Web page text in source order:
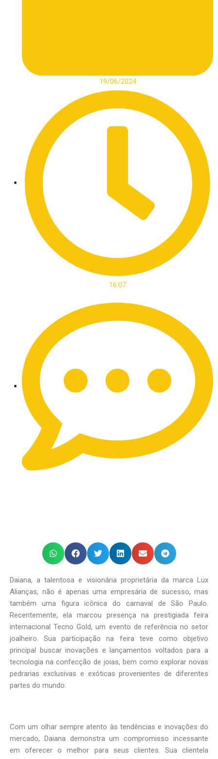
19/06/2024
16:07
Daiana, a talentosa e visionária proprietária da marca Lux
Alianças, não é apenas uma empresária de sucesso, mas
também uma figura icônica do carnaval de São Paulo.
Recentemente, ela marcou presença na prestigiada feira
internacional Tecno Gold, um evento de referência no setor
joalheiro. Sua participação na feira teve como objetivo
principal buscar inovações e lançamentos voltados para a
tecnologia na confecção de joias, bem como explorar novas
pedrarias exclusivas e exóticas provenientes de diferentes
partes do mundo.
Com um olhar sempre atento às tendências e inovações do
mercado, Daiana demonstra um compromisso incessante
em oferecer o melhor para seus clientes. Sua clientela